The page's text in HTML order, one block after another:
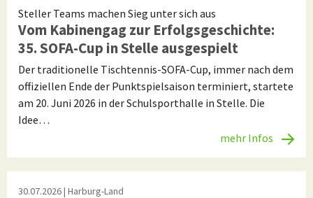
Steller Teams machen Sieg unter sich aus
Vom Kabinengag zur Erfolgsgeschichte:
35. SOFA-Cup in Stelle ausgespielt
Der traditionelle Tischtennis-SOFA-Cup, immer nach dem
offiziellen Ende der Punktspielsaison terminiert, startete
am 20. Juni 2026 in der Schulsporthalle in Stelle. Die
Idee…
mehr Infos
30.07.2026| Harburg-Land